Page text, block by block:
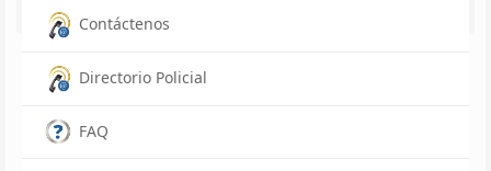
Solicitud de información estadística
Contáctenos
Directorio Policial
FAQ